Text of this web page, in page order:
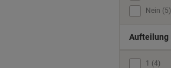
Nein (5)
Aufteilung
1 (4)